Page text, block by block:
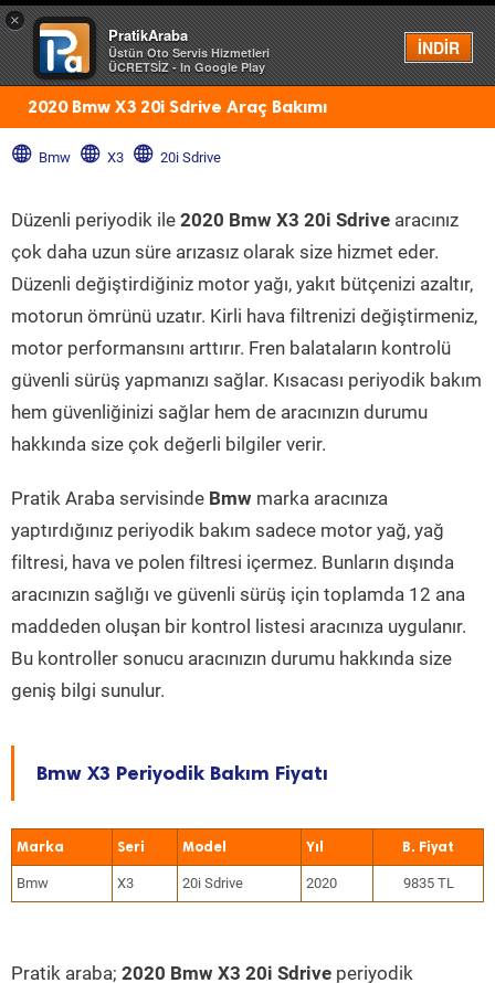
×
PratikAraba
Üstün Oto Servis Hizmetleri
ÜCRETSİZ - In Google Play
İNDİR
Menü
2020 Bmw X3 20i Sdrive Araç Bakımı
Bmw X3 20i Sdrive
Düzenli periyodik ile 2020 Bmw X3 20i Sdrive aracınız
çok daha uzun süre arızasız olarak size hizmet eder.
Düzenli değiştirdiğiniz motor yağı, yakıt bütçenizi azaltır,
motorun ömrünü uzatır. Kirli hava filtrenizi değiştirmeniz,
motor performansını arttırır. Fren balataların kontrolü
güvenli sürüş yapmanızı sağlar. Kısacası periyodik bakım
hem güvenliğinizi sağlar hem de aracınızın durumu
hakkında size çok değerli bilgiler verir.
Pratik Araba servisinde Bmw marka aracınıza
yaptırdığınız periyodik bakım sadece motor yağ, yağ
filtresi, hava ve polen filtresi içermez. Bunların dışında
aracınızın sağlığı ve güvenli sürüş için toplamda 12 ana
maddeden oluşan bir kontrol listesi aracınıza uygulanır.
Bu kontroller sonucu aracınızın durumu hakkında size
geniş bilgi sunulur.
Bmw X3 Periyodik Bakım Fiyatı
Marka Seri Model Yıl
Bmw X3 20i Sdrive 2020 9835 TL
Pratik araba; 2020 Bmw X3 20i Sdrive periyodik